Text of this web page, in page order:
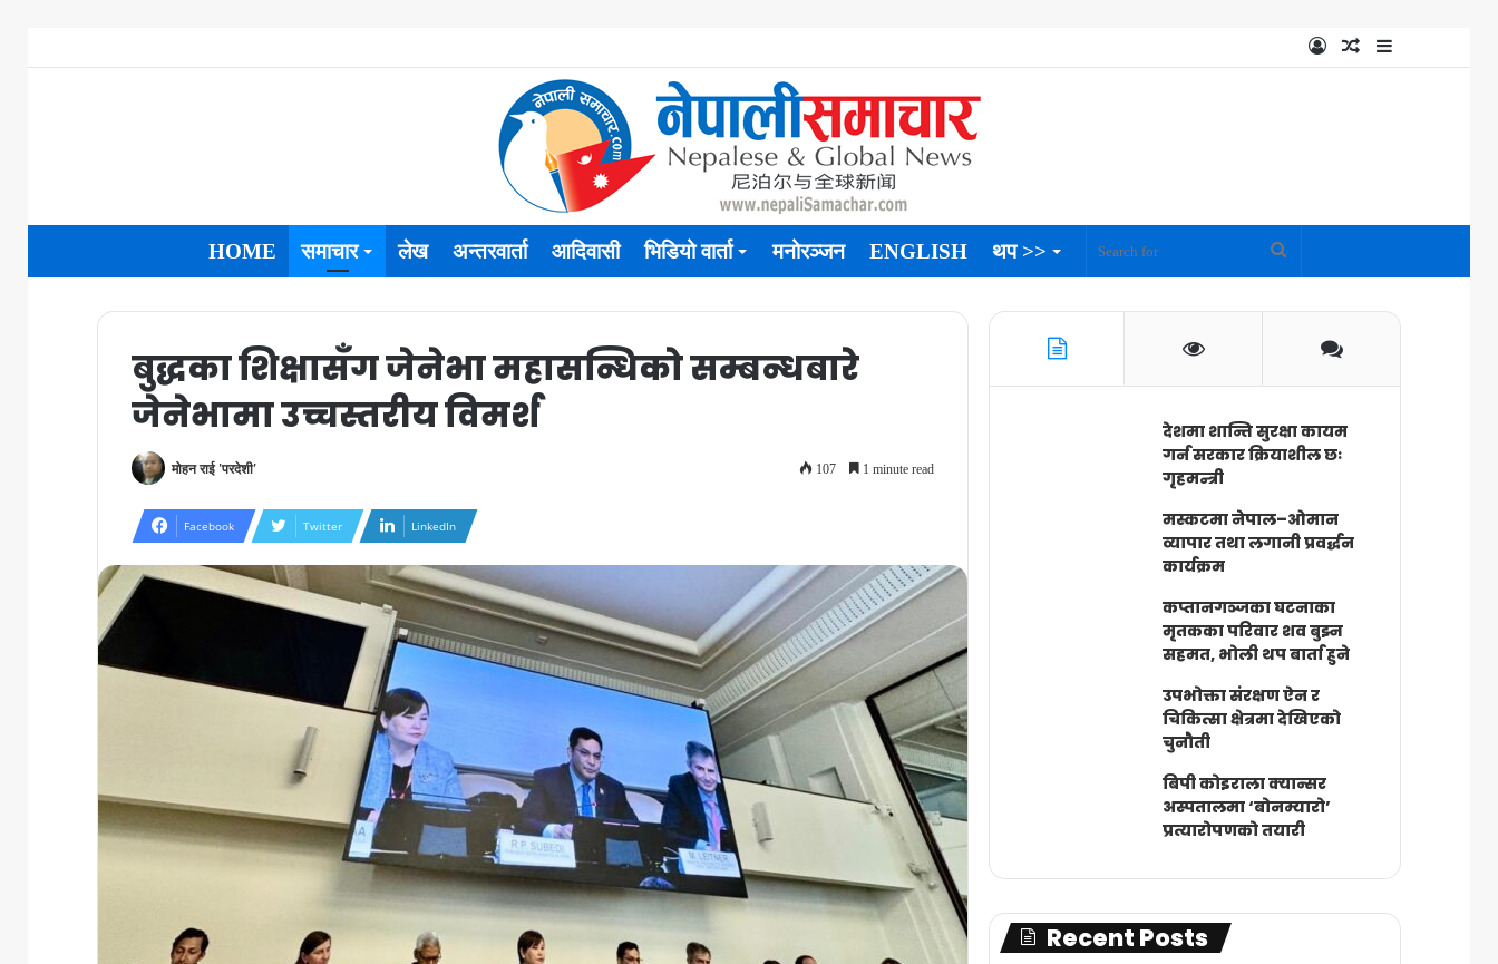
Sidebar
Random
Log
HOME समाचार लेख अन्तरवार्ता आदिवासी भिडियो वार्ता मनोरञ्जन ENGLISH थप >>
बुद्धका शिक्षासँग जेनेभा महासन्धिको सम्बन्धबारे
जेनेभामा उच्चस्तरीय विमर्श
मोहन राई 'परदेशी' 107 1 minute read
Facebook Twitter LinkedIn
देशमा शान्ति सुरक्षा कायम
गर्न सरकार क्रियाशील छः
गृहमन्त्री
मस्कटमा नेपाल–ओमान
व्यापार तथा लगानी प्रवर्द्धन
कार्यक्रम
कप्तानगञ्जका घटनाका
मृतकका परिवार शव बुझ्न
सहमत, भोली थप बार्ता हुने
उपभोक्ता संरक्षण ऐन र
चिकित्सा क्षेत्रमा देखिएको
चुनौती
बिपी कोइराला क्यान्सर
अस्पतालमा ‘बोनम्यारो’
प्रत्यारोपणको तयारी
Recent Posts